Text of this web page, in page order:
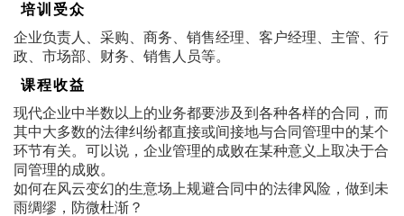
培训受众
企业负责人、采购、商务、销售经理、客户经理、主管、行
政、市场部、财务、销售人员等。
课程收益
现代企业中半数以上的业务都要涉及到各种各样的合同，而
其中大多数的法律纠纷都直接或间接地与合同管理中的某个
环节有关。可以说，企业管理的成败在某种意义上取决于合
同管理的成败。
如何在风云变幻的生意场上规避合同中的法律风险，做到未
雨绸缪，防微杜渐？